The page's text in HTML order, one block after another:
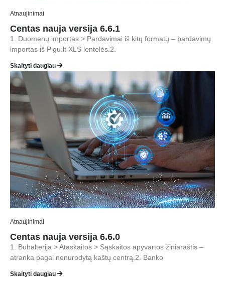
Atnaujinimai
Centas nauja versija 6.6.1
1. Duomenų importas > Pardavimai iš kitų formatų – pardavimų
importas iš Pigu.lt XLS lentelės.2.
Skaityti daugiau
Atnaujinimai
Centas nauja versija 6.6.0
1. Buhalterija > Ataskaitos > Sąskaitos apyvartos žiniaraštis –
atranka pagal nenurodytą kaštų centrą.2. Banko
Skaityti daugiau